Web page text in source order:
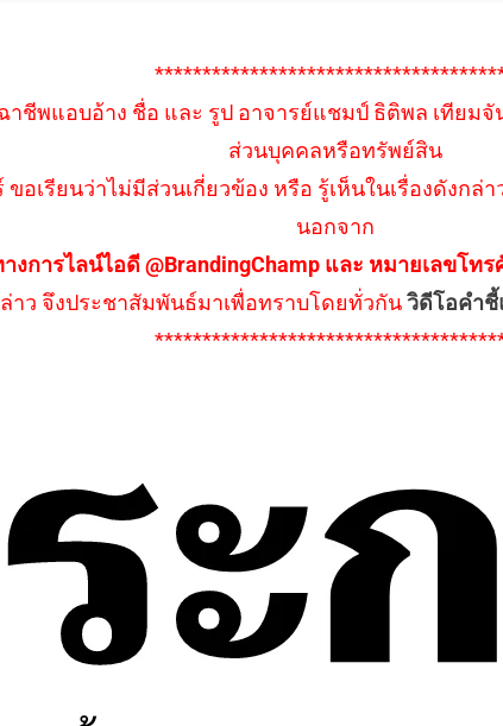
ชีพแอบอ้าง ชื่อ และ รูป อาจารย์แชมป์ ธิติพล เทียมจั
ส่วนบุคคลหรือทรัพย์สิน
อเรียนว่าไม่มีส่วนเกี่ยวข้อง หรือ รู้เห็นในเรื่องดังก
นอกจาก
งการไลน์ไอดี @BrandingChamp และ หมายเลขโทร
าว จึงประชาสัมพันธ์มาเพื่อทราบโดยทั่วกันวิดีโอคำชี้